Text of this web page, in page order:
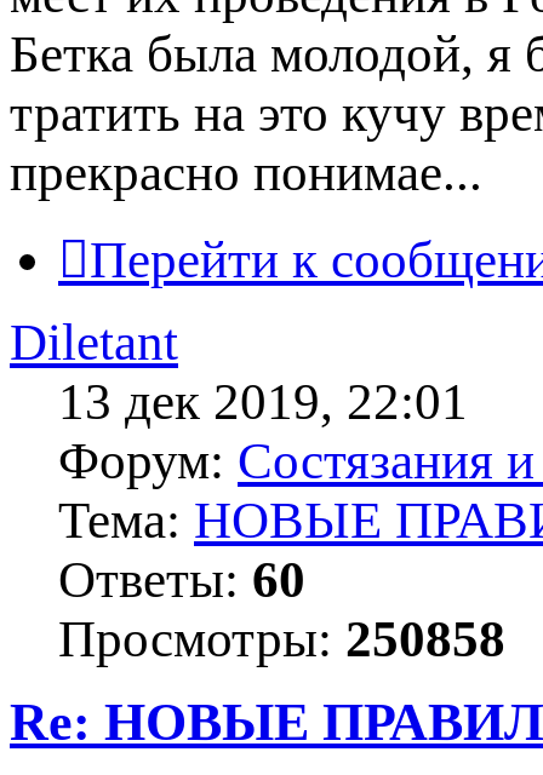
Бетка была молодой, я
тратить на это кучу
прекрасно понимае...
Перейти к
Diletant
13 дек 2019, 22:01
Форум: Состязания
Тема: НОВЫЕ
Ответы: 60
Просмотры: 250858
Re: НОВЫЕ